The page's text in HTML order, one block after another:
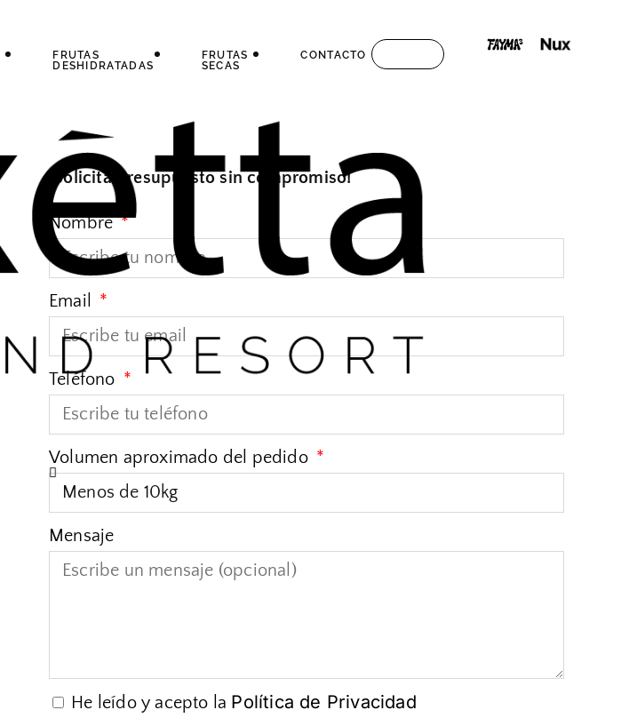
FRUTAS
DESHIDRATADAS
FRUTAS
SECAS
CONTACTO
¡Solicita presupuesto sin compromiso!
Nombre
Email
Teléfono
Volumen aproximado del pedido
Mensaje
He leído y acepto la Política de Privacidad